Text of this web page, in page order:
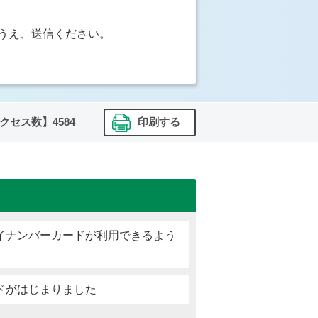
、送信ください。
セス数】 4584 印刷する
ンバーカードが利用できるよう
がはじまりました